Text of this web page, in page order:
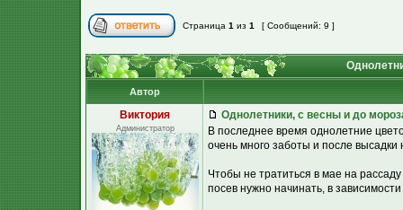
Страница 1 из 1 [ Сообщений: 9 ]
Автор
Виктория
Администратор
Однолетники, с весны и до
В последнее время однолетние
очень много заботы и после высадки
Чтобы не тратиться в мае на
посев нужно начинать, в